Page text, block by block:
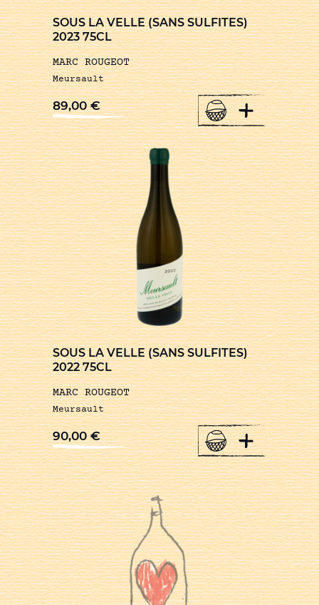
SOUS LA VELLE (SANS SULFITES)
2023 75CL
MARC ROUGEOT
Meursault
89,00€ +
SOUS LA VELLE (SANS SULFITES)
2022 75CL
MARC ROUGEOT
Meursault
90,00€ +